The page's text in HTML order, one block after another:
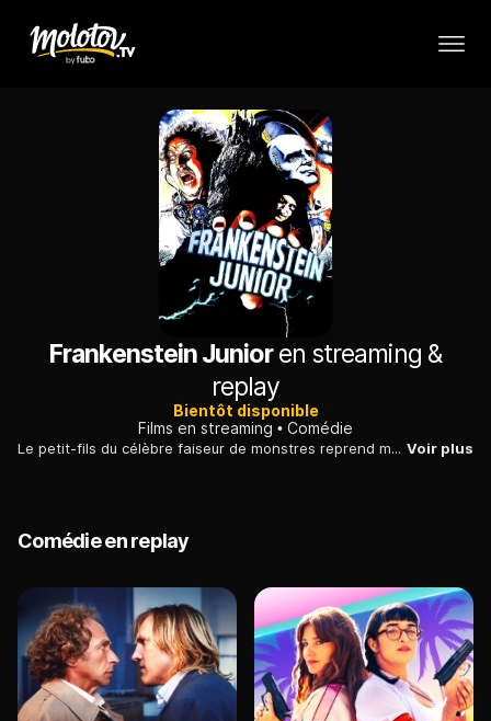
Frankenstein Junioren streaming &
replay
Bientôt disponible
Films en streaming
Comédie
Le petit-fils du célèbre faiseur de monstres reprend maladroitement les travaux de son aïeul et donne vie à une créature maléfique, animée par la haine. Voir plus
Comédie en replay